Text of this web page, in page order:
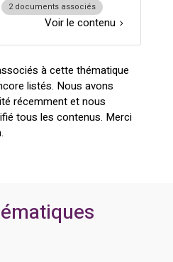
2 documents associés
Voir le contenu
à cette thématique
listés. Nous avons
récemment et nous
tous les contenus. Merci